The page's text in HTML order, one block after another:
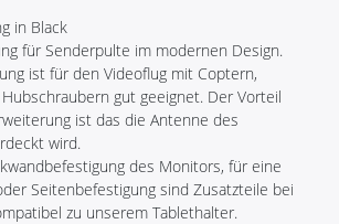
in Black
für Senderpulte im modernen Design.
ist für den Videoflug mit Coptern,
gut geeignet. Der Vorteil
ist das die Antenne des
wird.
des Monitors, für eine
Seitenbefestigung sind Zusatzteile bei
zu unserem Tablethalter.